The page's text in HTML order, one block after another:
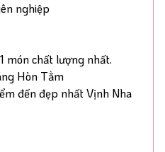
lẻ dài
ngày
nghiệp
món chất lượng nhất.
Hòn Tằm
đến đẹp nhất Vịnh Nha